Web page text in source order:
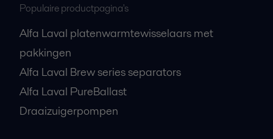
Populaire productpagina's
Alfa Laval platenwarmtewisselaars met
pakkingen
Alfa Laval Brew series separators
Alfa Laval PureBallast
Draaizuigerpompen